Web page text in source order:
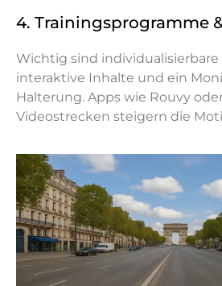
4. Trainingsprogramme
Wichtig sind individualisierbare
interaktive Inhalte und ein
Halterung. Apps wie Rouvy
Videostrecken steigern die